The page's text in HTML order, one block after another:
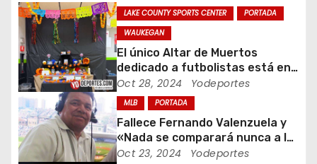
ó
n
d
e
e
LAKE COUNTY SPORTS CENTER
PORTADA
WAUKEGAN
El único Altar de Muertos
dedicado a futbolistas está en
Waukegan Indoor
Oct 28, 2024 Yodeportes
MLB PORTADA
Fallece Fernando Valenzuela y
«Nada se comparará nunca a la
Fernandomania» dijo Jaime
Oct 23, 2024 Yodeportes